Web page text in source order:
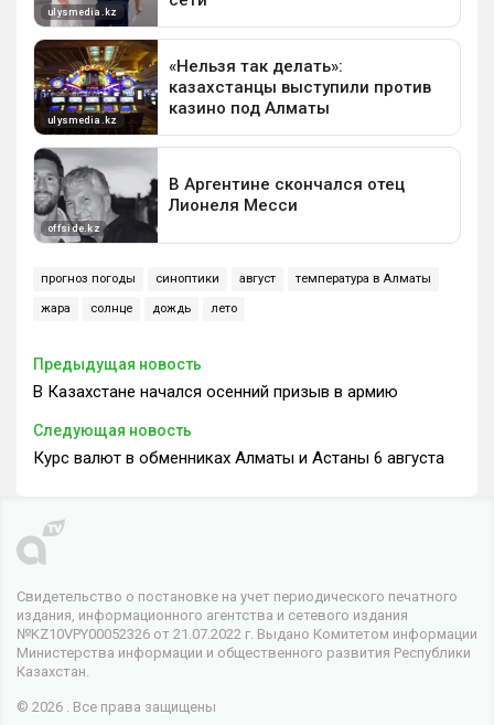
прогноз погоды синоптики август температура в Алматы
жара солнце дождь лето
Предыдущая новость
В Казахстане начался осенний призыв в армию
Следующая новость
Курс валют в обменниках Алматы и Астаны 6 августа
Свидетельство о постановке на учет периодического печатного
издания, информационного агентства и сетевого издания
№KZ10VPY00052326 от 21.07.2022 г. Выдано Комитетом информации
Министерства информации и общественного развития Республики
Казахстан.
© 2026 . Все права защищены